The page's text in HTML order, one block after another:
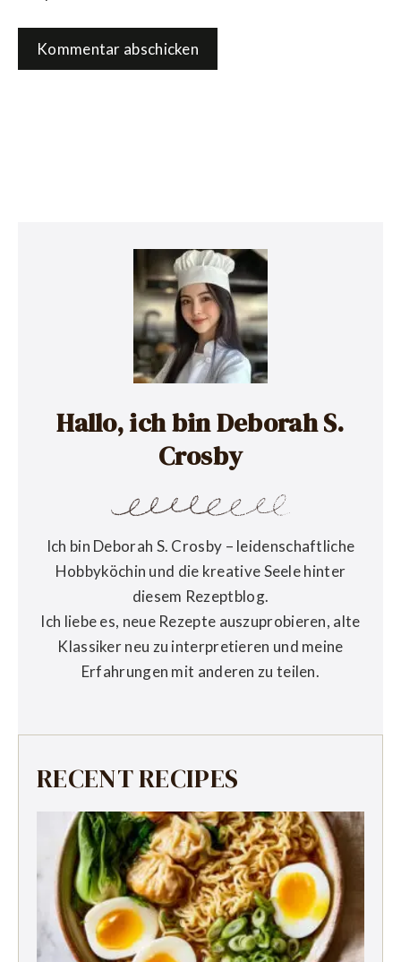
Hallo, ich bin Deborah S.
Crosby
Ich bin Deborah S. Crosby – leidenschaftliche
Hobbyköchin und die kreative Seele hinter
diesem Rezeptblog.
Ich liebe es, neue Rezepte auszuprobieren, alte
Klassiker neu zu interpretieren und meine
Erfahrungen mit anderen zu teilen.
RECENT RECIPES